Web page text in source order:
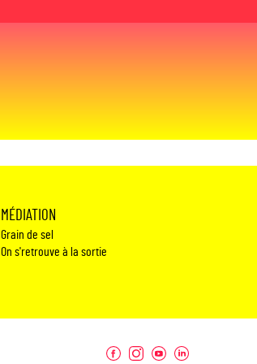
MÉDIATION
Grain de sel
On s'retrouve à la sortie